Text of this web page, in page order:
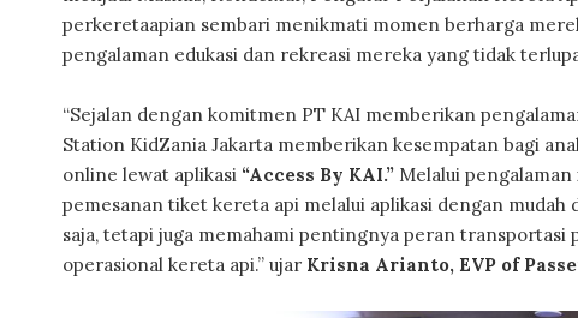
perkeretaapian sembari menikmati momen berharga
pengalaman edukasi dan rekreasi mereka yang tidak
“Sejalan dengan komitmen PT KAI memberikan
Station KidZania Jakarta memberikan kesempatan bagi
online lewat aplikasi “Access By KAI.” Melalui
pemesanan tiket kereta api melalui aplikasi dengan
saja, tetapi juga memahami pentingnya peran transportasi
operasional kereta api.” ujar Krisna Arianto, EVP of